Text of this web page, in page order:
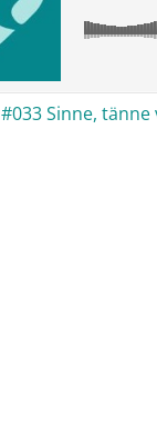
#033 Sinne,